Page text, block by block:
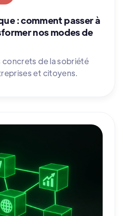
: comment passer à
nos modes de
concrets de la sobriété
et citoyens.